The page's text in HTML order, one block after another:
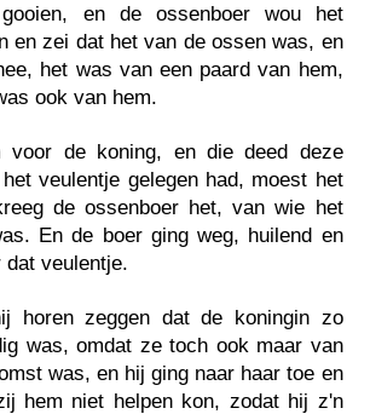
en de ossenboer wou het
en zei dat het van de ossen was, en
het was van een paard van hem,
ook van hem.
voor de koning, en die deed deze
veulentje gelegen had, moest het
de ossenboer het, van wie het
En de boer ging weg, huilend en
dat veulentje.
horen zeggen dat de koningin zo
was, omdat ze toch ook maar van
was, en hij ging naar haar toe en
hem niet helpen kon, zodat hij z'n